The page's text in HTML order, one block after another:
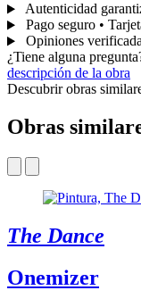
Autenticidad
Pago seguro •
Opiniones
¿Tiene alguna
descripción de la obra
Descubrir obras
Obras
The Dance
Onemizer